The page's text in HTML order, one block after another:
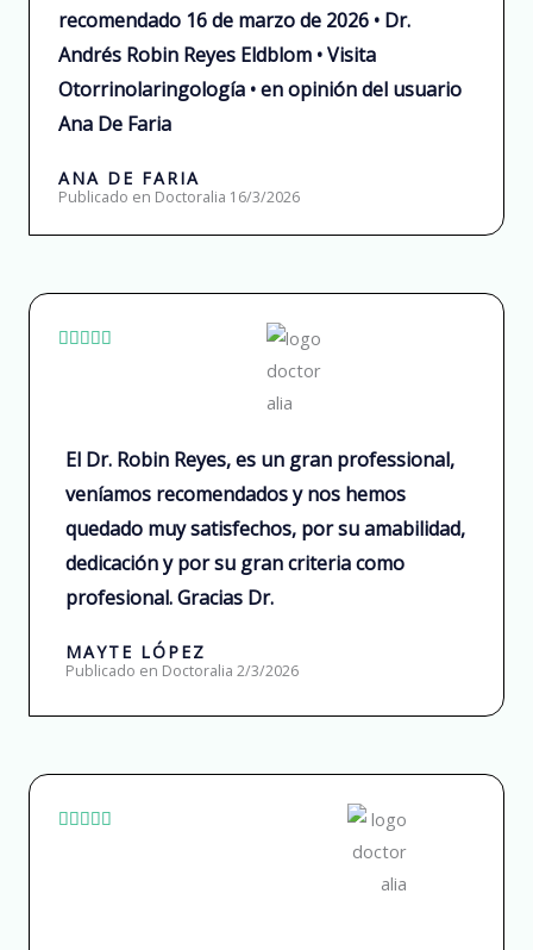
t
recomendado 16 de marzo de 2026 • Dr.
Andrés Robin Reyes Eldblom • Visita
Otorrinolaringología • en opinión del usuario
Ana De Faria
ANA DE FARIA
Publicado en Doctoralia 16/3/2026

d
5
o
u
t
f
El Dr. Robin Reyes, es un gran professional,
veníamos recomendados y nos hemos
quedado muy satisfechos, por su amabilidad,
dedicación y por su gran criteria como
profesional. Gracias Dr.
MAYTE LÓPEZ
Publicado en Doctoralia 2/3/2026
